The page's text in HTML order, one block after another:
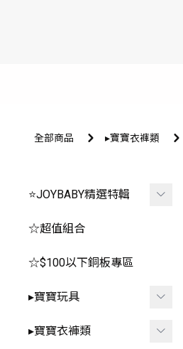
全部商品 ▸寶寶衣褲類
⭐JOYBABY精選特輯
🐳春夏品看這邊🐳
🔥推薦玩具區
- *2-3歲⧸聲光.探索.益
智
☆超值組合
☆$100以下銅板專區
▸寶寶玩具
▸洗澡⧸戲水玩具
▸寶寶衣褲類